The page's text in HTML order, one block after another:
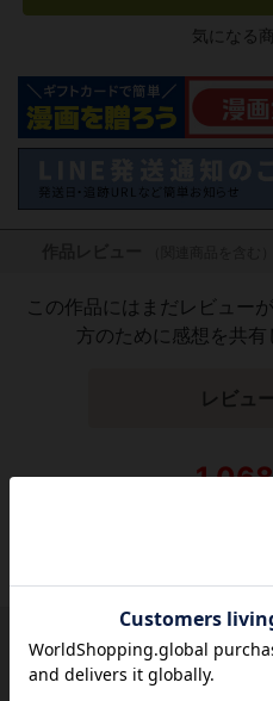
気になる
この作品にはまだレビュー
方のために感想を共有
レビュ
1,068